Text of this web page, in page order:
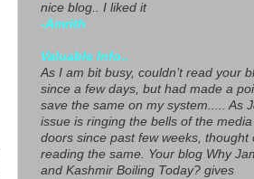
nice blog.. I liked it
-Amrith
Valuable Info..
As I am bit busy, couldn’t read your
since a few days, but had made a
save the same on my system..... As
issue is ringing the bells of the media
doors since past few weeks, thought
reading the same. Your blog Why
and Kashmir Boiling Today? gives